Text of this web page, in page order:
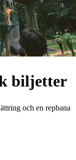
biljetter
och en repbana